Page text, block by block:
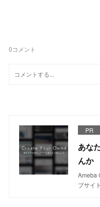
0コメント
PR
あな
んか
Ameba
ブサイ